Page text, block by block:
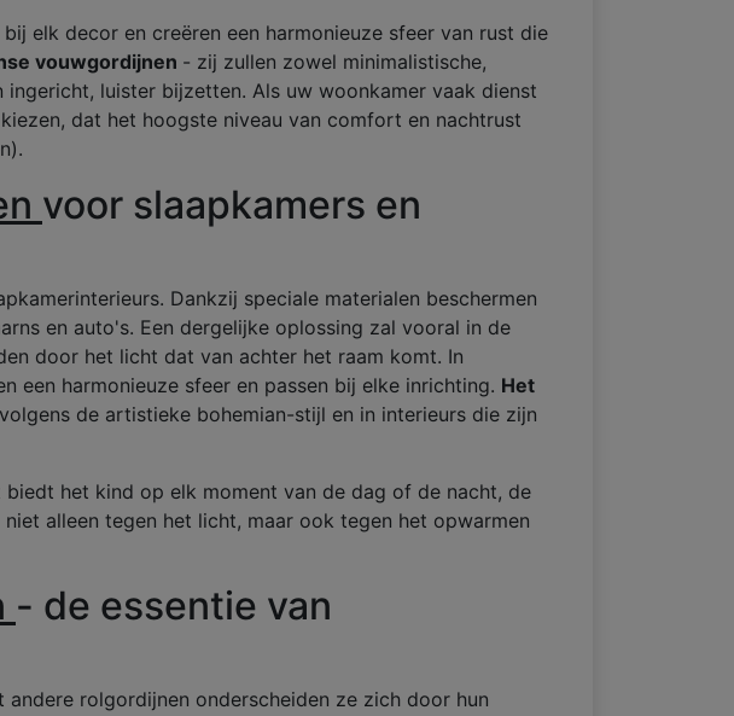
elk decor en creëren een harmonieuze sfeer van rust die
vouwgordijnen - zij zullen zowel minimalistische,
luister bijzetten. Als uw woonkamer vaak dienst
dat het hoogste niveau van comfort en nachtrust
voor slaapkamers en
Dankzij speciale materialen beschermen
en auto's. Een dergelijke oplossing zal vooral in de
door het licht dat van achter het raam komt. In
een harmonieuze sfeer en passen bij elke inrichting. Het
de artistieke bohemian-stijl en in interieurs die zijn
het kind op elk moment van de dag of de nacht, de
alleen tegen het licht, maar ook tegen het opwarmen
- de essentie van
rolgordijnen onderscheiden ze zich door hun